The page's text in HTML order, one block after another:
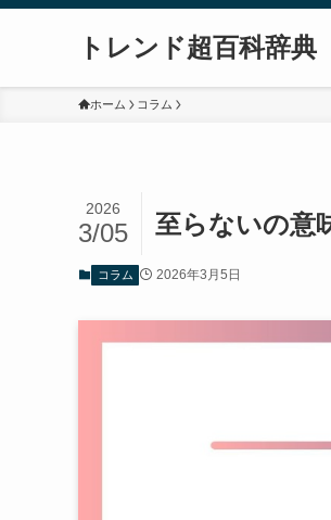
トレンド超百科辞典
ホーム コラム
至らないの意
2026
3/05
コラム 2026年3月5日